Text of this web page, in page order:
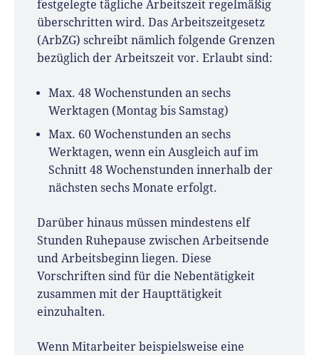
festgelegte tägliche Arbeitszeit regelmäßig
überschritten wird. Das Arbeitszeitgesetz
(ArbZG) schreibt nämlich folgende Grenzen
bezüglich der Arbeitszeit vor. Erlaubt sind:
Max. 48 Wochenstunden an sechs
Werktagen (Montag bis Samstag)
Max. 60 Wochenstunden an sechs
Werktagen, wenn ein Ausgleich auf im
Schnitt 48 Wochenstunden innerhalb der
nächsten sechs Monate erfolgt.
Darüber hinaus müssen mindestens elf
Stunden Ruhepause zwischen Arbeitsende
und Arbeitsbeginn liegen. Diese
Vorschriften sind für die Nebentätigkeit
zusammen mit der Haupttätigkeit
einzuhalten.
Wenn Mitarbeiter beispielsweise eine